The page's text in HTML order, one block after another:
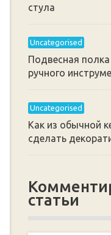
стула
Uncategorised
Подвесная
ручного
Uncategorised
Как из обычной
сделать
статьи